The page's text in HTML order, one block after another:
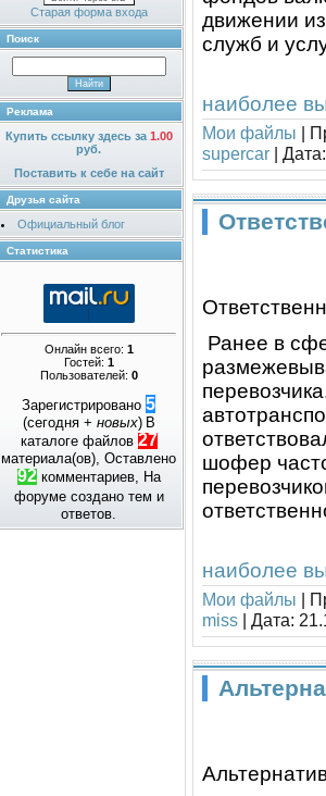
Старая форма входа
Поиск
Реклама
Купить ссылку здесь за 1.00
руб.
Поставить к себе на сайт
Друзья сайта
Официальный блог
Статистика
Онлайн всего: 1
Гостей: 1
Пользователей: 0
Зарегистрировано 5
(сегодня + новых) В
каталоге файлов 27
материала(ов), Оставлено
92комментариев, На
форуме создано тем и
ответов.
движении
служб и
наиболее
Мои файлы |
supercar | Дата:
Ранее в
шофер
наиболее
Мои файлы |
miss | Дата: